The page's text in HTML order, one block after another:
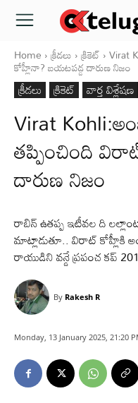
Home క్రీడలు క్రికెట్‌ Virat
కోహ్లీనా? బయటపడ్డ దారుణ నిజం
క్రీడలు క్రికెట్‌ వార్త విశ్లేషణ
Virat
తప్పించింది
దారుణ నిజం
రాబిన్ ఉతప్ప ఇటీవల ది
మాట్లాడుతూ.. విరాట్ కోహ్లీకి
రాయుడిని వన్డే ప్రపంచ కప్
By Rakesh R
Monday, 13 January 2025, 21:20